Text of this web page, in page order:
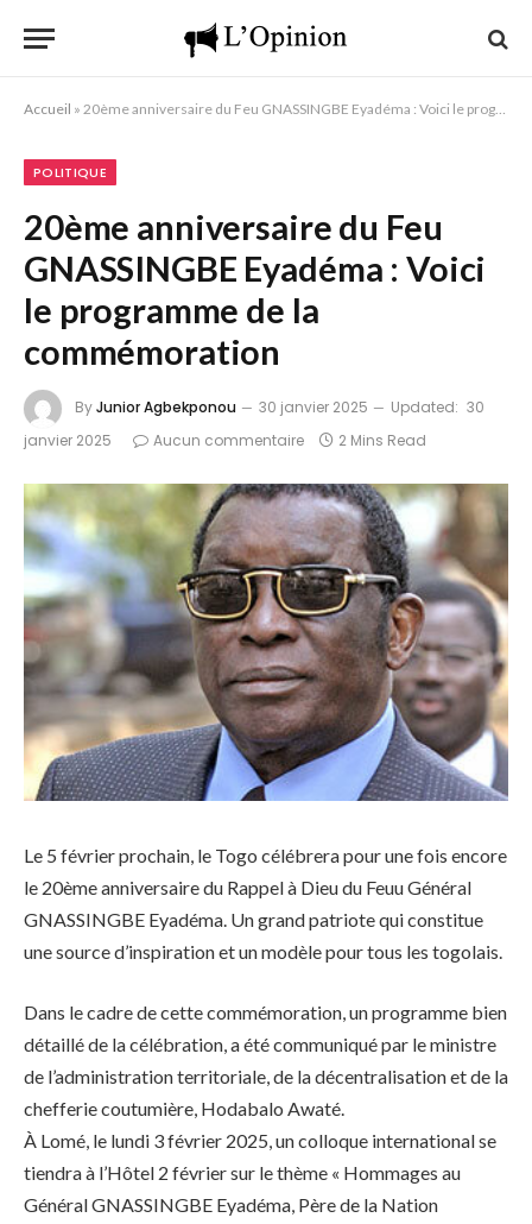
Accueil » 20ème anniversaire du Feu GNASSINGBE Eyadéma : Voici le programme de la commémoration
POLITIQUE
20ème anniversaire du Feu
GNASSINGBE Eyadéma : Voici
le programme de la
commémoration
ByJunior Agbekponou 30 janvier 2025 Updated: 30
janvier 2025
Aucun commentaire 2 Mins Read
Le 5 février prochain, le Togo célébrera pour une fois encore
le 20ème anniversaire du Rappel à Dieu du Feuu Général
GNASSINGBE Eyadéma. Un grand patriote qui constitue
une source d’inspiration et un modèle pour tous les togolais.
Dans le cadre de cette commémoration, un programme bien
détaillé de la célébration, a été communiqué par le ministre
de l’administration territoriale, de la décentralisation et de la
chefferie coutumière, Hodabalo Awaté.
À Lomé, le lundi 3 février 2025, un colloque international se
tiendra à l’Hôtel 2 février sur le thème « Hommages au
Général GNASSINGBE Eyadéma, Père de la Nation